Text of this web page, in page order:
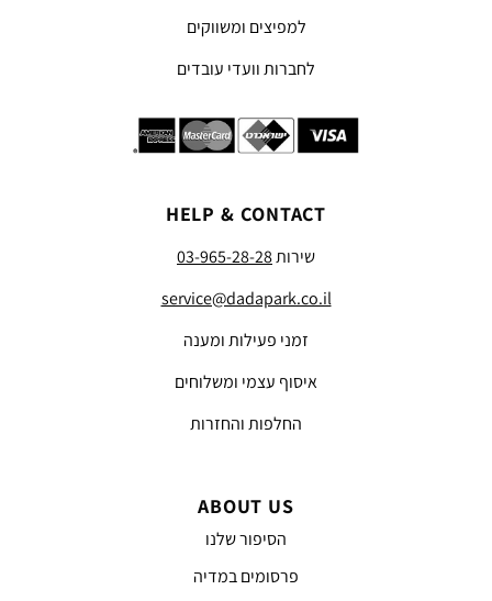
למפיצים ומשווקים
לחברות וועדי עובדים
HELP & CONTACT
שירות03-965-28-28
service@dadapark.co.il
זמני פעילות ומענה
איסוף עצמי ומשלוחים
החלפות והחזרות
ABOUT US
הסיפור שלנו
פרסומים במדיה